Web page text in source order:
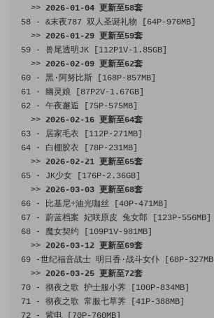
>> 2026-01-04 更新至58套
58
- &末夜787 双人圣诞礼物 64P-970MB
>> 2026-01-29 更新至59套
59
- 兽尾透明 JK 112P1V-1.85GB
>> 2026-02-09 更新至62套
60
- 黑·阿努比斯 168P-857MB
61
- 幽灵娘 87P2V-1.67GB
62
- 午夜邂逅 75P-575MB
>> 2026-02-16 更新至64套
63
- 居家毛衣 112P-271MB
64
- 白棚胶衣 78P-231MB
>> 2026-02-21 更新至65套
65
- JK少女 176P-2.36GB
>> 2026-03-03 更新至68套
66
- 比基尼+油光咖丝 40P-471MB
67
- 蔚蓝档案 妃咲原皮 兔女郎 123P-556MB
68
- 魔女契约 109P1V-981MB
>> 2026-03-12 更新至69套
69
-世纪福音战士 明日香·战斗女仆 68P-327MB
>> 2026-03-25 更新至72套
70
- 彻夜之歌 护士服小荠 100P-834MB
71
- 彻夜之歌 常服七草荠 41P-388MB
72
- 紫电 70P-760MB